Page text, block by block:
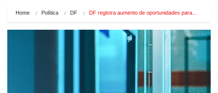
Home Política DF DF registra aumento de oportunidades para…